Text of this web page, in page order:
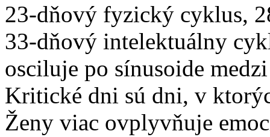
23-dňový fyzický cyklus,
33-dňový intelektuálny
osciluje po sínusoide
Kritické dni sú dni, v
Ženy viac ovplyvňuje